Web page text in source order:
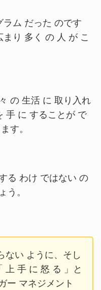
ム だった のです
り 多く の 人 が こ
の 生活 に 取り入れ
手 に することが で
す。
る わけ ではない の
う。
ない ように、そし
上 手 に 怒 る 」と
ー マネジメント